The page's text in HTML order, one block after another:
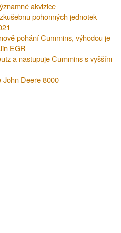
akvizice
pohonných jednotek
pohání Cummins, výhodou je
EGR
a nastupuje Cummins s vyšším
John Deere 8000